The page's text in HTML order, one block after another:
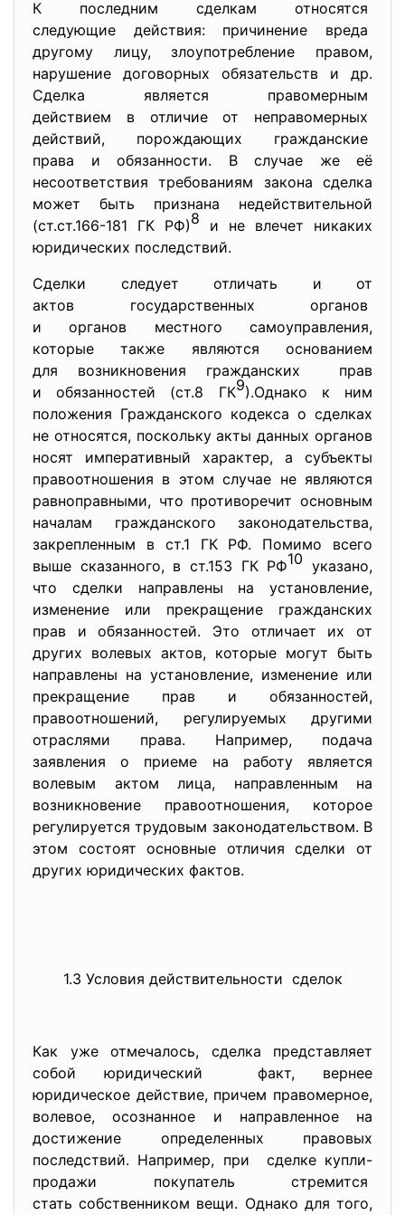
К последним сделкам относятся
следующие действия: причинение вреда
другому лицу, злоупотребление правом,
нарушение договорных обязательств и др.
Сделка является правомерным
действием в отличие от неправомерных
действий, порождающих гражданские
права и обязанности. В случае же её
несоответствия требованиям закона сделка
может быть признана недействительной
(ст.ст.166-181 ГК РФ)8 и не влечет никаких
юридических последствий.
Сделки следует отличать и от
актов государственных органов
и органов местного самоуправления,
которые также являются основанием
для возникновения гражданских прав
и обязанностей (ст.8 ГК9).Однако к ним
положения Гражданского кодекса о сделках
не относятся, поскольку акты данных органов
носят императивный характер, а субъекты
правоотношения в этом случае не являются
равноправными, что противоречит основным
началам гражданского законодательства,
закрепленным в ст.1 ГК РФ. Помимо всего
выше сказанного, в ст.153 ГК РФ10 указано,
что сделки направлены на установление,
изменение или прекращение гражданских
прав и обязанностей. Это отличает их от
других волевых актов, которые могут быть
направлены на установление, изменение или
прекращение прав и обязанностей,
правоотношений, регулируемых другими
отраслями права. Например, подача
заявления о приеме на работу является
волевым актом лица, направленным на
возникновение правоотношения, которое
регулируется трудовым законодательством. В
этом состоят основные отличия сделки от
других юридических фактов.
1.3 Условия действительности сделок
Как уже отмечалось, сделка представляет
собой юридический факт, вернее
юридическое действие, причем правомерное,
волевое, осознанное и направленное на
достижение определенных правовых
последствий. Например, при сделке купли-
продажи покупатель стремится
стать собственником вещи. Однако для того,